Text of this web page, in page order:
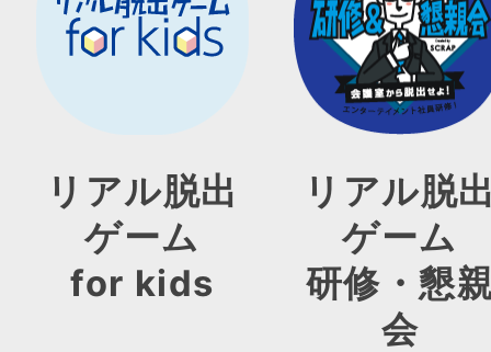
リアル脱出
ゲーム
for kids
リアル脱
ゲーム
研修・懇
会